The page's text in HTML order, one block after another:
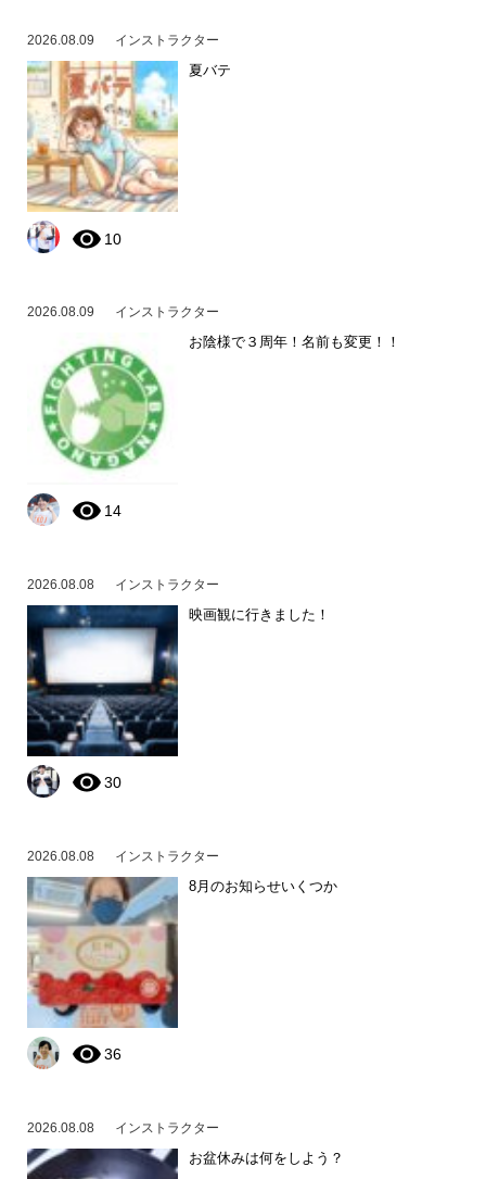
2026.08.09 インストラクター
夏バテ
10
2026.08.09 インストラクター
お陰様で３周年！名前も変更！！
14
2026.08.08 インストラクター
映画観に行きました！
30
2026.08.08 インストラクター
8月のお知らせいくつか
36
2026.08.08 インストラクター
お盆休みは何をしよう？